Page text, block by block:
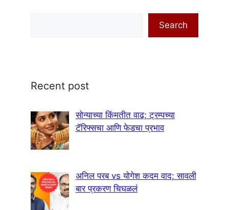
Search
Recent post
सोन्याच्या किंमतीत वाढ; ट्रम्पच्या
टॅरिफ्सचा आणि फेडचा प्रभाव
अनिल परब vs योगेश कदम वाद; सावली
बार प्रकरण चिघळलं